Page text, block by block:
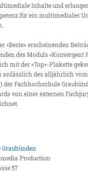
Inhalte und
für ein multimediales
«Beste» erscheinenden
des Moduls «Konvergent
mit der «Top»-Plakette
anlässlich des alljährlich
der Fachhochschule
von einer externen
Production
57